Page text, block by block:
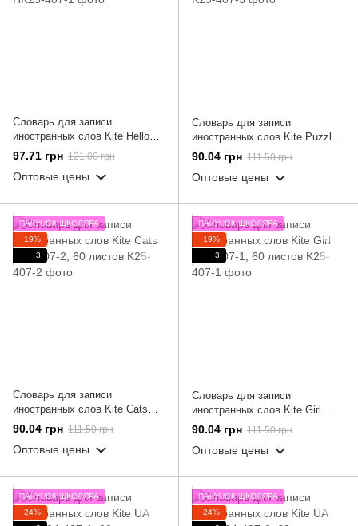
Словарь для записи
иностранных слов Kite Hello
Kitty HK25-407-1, 60 листов
97.71 грн 121.00 грн
Оптовые цены
Словарь для записи
иностранных слов Kite Puzzle
K25-407-3, 60 листов
90.04 грн 111.50 грн
Оптовые цены
ПАКУНОК ШКОЛЯРА
−19%
3
Словарь для записи
иностранных слов Kite Cats
K25-407-2, 60 листов
90.04 грн 111.50 грн
Оптовые цены
ПАКУНОК ШКОЛЯРА
−19%
3
Словарь для записи
иностранных слов Kite Girl
K25-407-1, 60 листов
90.04 грн 111.50 грн
Оптовые цены
ПАКУНОК ШКОЛЯРА
−24%
ПАКУНОК ШКОЛЯРА
−24%